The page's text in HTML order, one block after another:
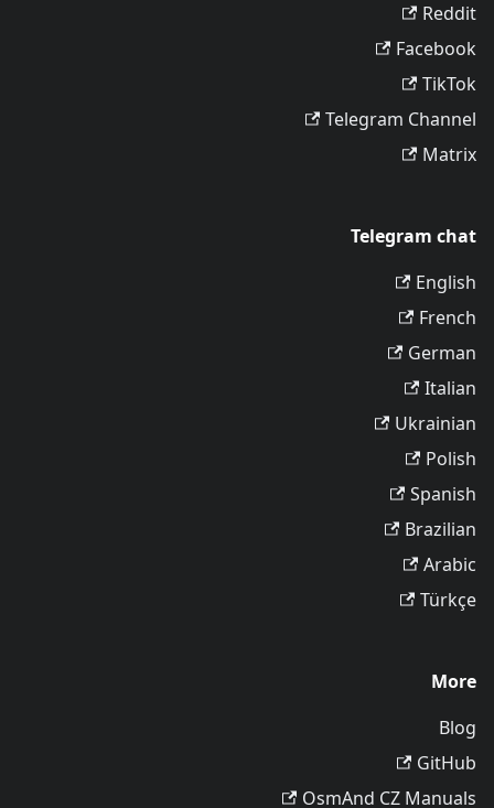
Reddit
Facebook
TikTok
Telegram Channel
Matrix
Telegram chat
English
French
German
Italian
Ukrainian
Polish
Spanish
Brazilian
Arabic
Türkçe
More
Blog
GitHub
OsmAnd CZ Manuals